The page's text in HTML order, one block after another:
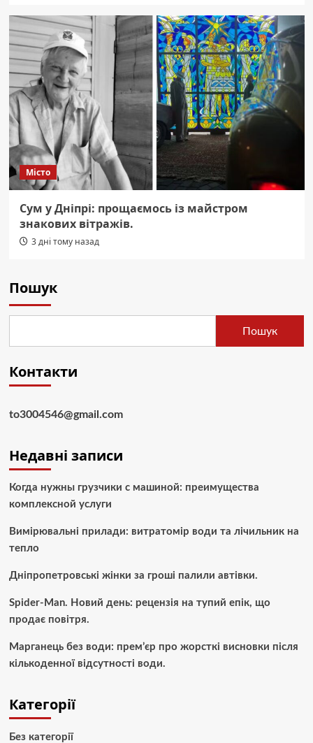
Місто
Сум у Дніпрі: прощаємось із майстром
знакових вітражів.
3 дні тому назад
Пошук
Пошук
Контакти
to3004546@gmail.com
Недавні записи
Когда нужны грузчики с машиной: преимущества
комплексной услуги
Вимірювальні прилади: витратомір води та лічильник на
тепло
Дніпропетровські жінки за гроші палили автівки.
Spider-Man. Новий день: рецензія на тупий епік, що
продає повітря.
Марганець без води: прем’єр про жорсткі висновки після
кількоденної відсутності води.
Категорії
Без категорії